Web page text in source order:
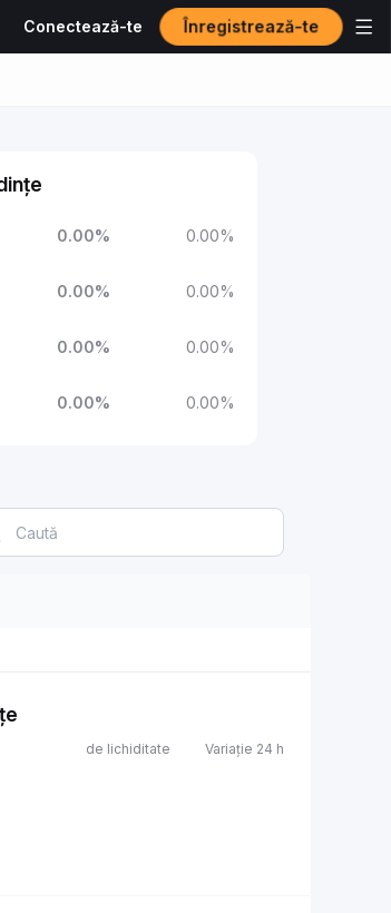
Conectează-te Înregistrează-te
0.00% 0.00%
0.00% 0.00%
0.00% 0.00%
0.00% 0.00%
de lichiditate Variație 24 h